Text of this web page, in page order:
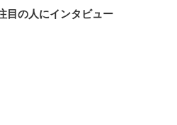
目の人にインタビュー